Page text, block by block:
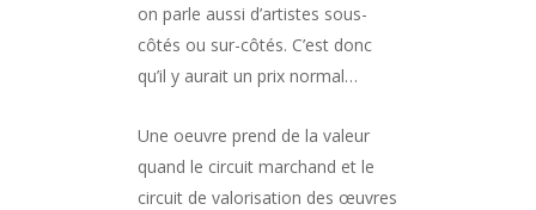
on parle aussi d’artistes sous-
côtés ou sur-côtés. C’est donc
qu’il y aurait un prix normal…
Une oeuvre prend de la valeur
quand le circuit marchand et le
circuit de valorisation des œuvres